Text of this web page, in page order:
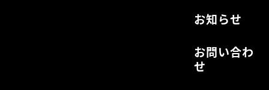
お知らせ
お問い合わ
せ